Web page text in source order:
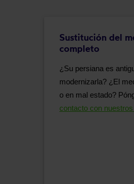
Sustitución del
completo
¿Su persiana es
modernizarla? ¿El
o en mal estado?
contacto con